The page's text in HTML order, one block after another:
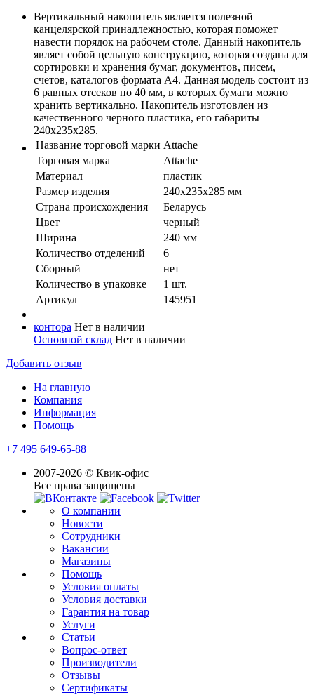
Вертикальный накопитель является полезной
канцелярской принадлежностью, которая поможет
навести порядок на рабочем столе. Данный накопитель
являет собой цельную конструкцию, которая создана для
сортировки и хранения бумаг, документов, писем,
счетов, каталогов формата А4. Данная модель состоит из
6 равных отсеков по 40 мм, в которых бумаги можно
хранить вертикально. Накопитель изготовлен из
качественного черного пластика, его габариты —
240х235х285.
Название торговой марки Attache
Торговая марка
Attache
Материал
пластик
Размер изделия
240х235х285 мм
Страна происхождения
Беларусь
Цвет
черный
Ширина
240 мм
Количество отделений
6
Сборный
нет
Количество в упaковке
1 шт.
Артикул
145951
контора Нет в наличии
Основной склад Нет в наличии
Добавить отзыв
На главную
Компания
Информация
Помощь
+7 495 649-65-88
2007-2026 © Квик-офис
Все права защищены
О компании
Новости
Сотрудники
Вакансии
Магазины
Помощь
Условия оплаты
Условия доставки
Гарантия на товар
Услуги
Статьи
Вопрос-ответ
Производители
Отзывы
Сертификаты